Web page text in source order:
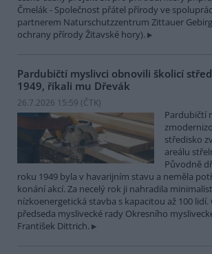
Čmelák - Společnost přátel přírody ve
partnerem Naturschutzzentrum Zittauer
ochrany přírody Žitavské hory).
Pardubičtí myslivci obnovili školicí
1949, říkali mu Dřevák
26.7.2026 15:59 (ČTK)
Pardubičtí
středisko
areálu
Původně
roku 1949 byla v havarijním stavu a neměla
konání akcí. Za necelý rok ji nahradila
nízkoenergetická stavba s kapacitou až 100 lidí.
předseda myslivecké rady Okresního
František Dittrich.